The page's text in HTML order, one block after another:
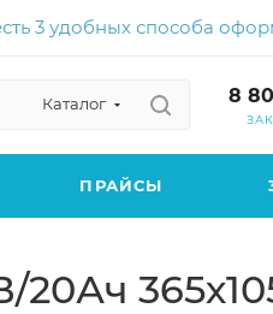
3 удобных способа
Каталог 8
ПРАЙСЫ